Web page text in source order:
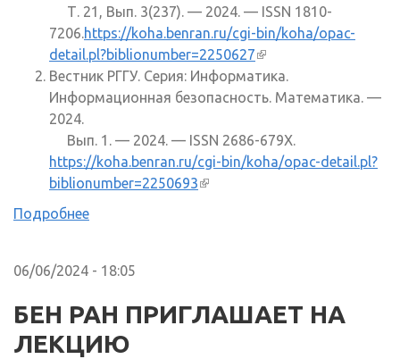
Т. 21, Вып. 3(237). — 2024. — ISSN 1810-
7206.https://koha.benran.ru/cgi-bin/koha/opac-
detail.pl?biblionumber=2250627(внешняя ссылка)
Вестник РГГУ. Серия: Информатика.
Информационная безопасность. Математика. —
2024.
Вып. 1. — 2024. — ISSN 2686-679X.
https://koha.benran.ru/cgi-bin/koha/opac-detail.pl?
biblionumber=2250693(внешняя ссылка)
Подробнее
06/06/2024 - 18:05
БЕН РАН ПРИГЛАШАЕТ НА
ЛЕКЦИЮ